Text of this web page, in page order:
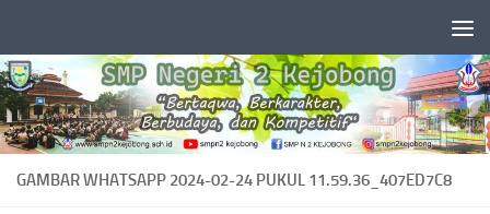
GAMBAR WHATSAPP 2024-02-24 PUKUL 11.59.36_407ED7C8